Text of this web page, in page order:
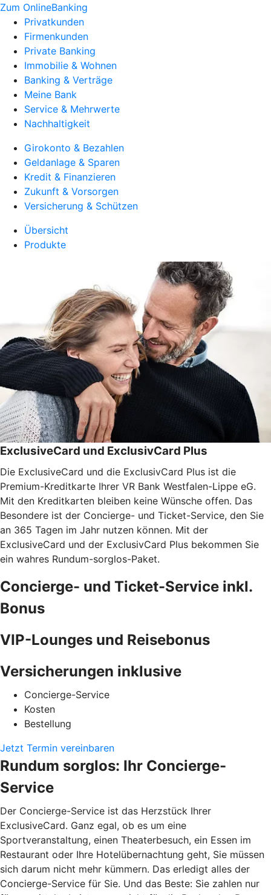
Zum OnlineBanking
Privatkunden
Firmenkunden
Private Banking
Immobilie & Wohnen
Banking & Verträge
Meine Bank
Service & Mehrwerte
Nachhaltigkeit
Girokonto & Bezahlen
Geldanlage & Sparen
Kredit & Finanzieren
Zukunft & Vorsorgen
Versicherung & Schützen
Übersicht
Produkte
ExclusiveCard und ExclusivCard Plus
Die ExclusiveCard und die ExclusivCard Plus ist die
Premium-Kreditkarte Ihrer VR Bank Westfalen-Lippe eG.
Mit den Kreditkarten bleiben keine Wünsche offen. Das
Besondere ist der Concierge- und Ticket-Service, den Sie
an 365 Tagen im Jahr nutzen können. Mit der
ExclusiveCard und der ExclusivCard Plus bekommen Sie
ein wahres Rundum-sorglos-Paket.
Concierge- und Ticket-Service inkl.
Bonus
VIP-Lounges und Reisebonus
Versicherungen inklusive
Concierge-Service
Kosten
Bestellung
Jetzt Termin vereinbaren
Rundum sorglos: Ihr Concierge-
Service
Der Concierge-Service ist das Herzstück Ihrer
ExclusiveCard. Ganz egal, ob es um eine
Sportveranstaltung, einen Theaterbesuch, ein Essen im
Restaurant oder Ihre Hotelübernachtung geht, Sie müssen
sich darum nicht mehr kümmern. Das erledigt alles der
Concierge-Service für Sie. Und das Beste: Sie zahlen nur